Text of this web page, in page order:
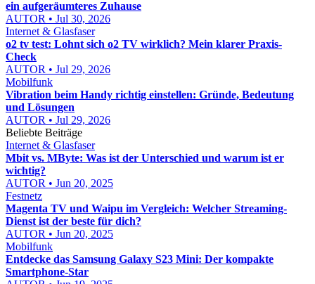
ein aufgeräumteres Zuhause
AUTOR • Jul 30, 2026
Internet & Glasfaser
o2 tv test: Lohnt sich o2 TV wirklich? Mein klarer Praxis-
Check
AUTOR • Jul 29, 2026
Mobilfunk
Vibration beim Handy richtig einstellen: Gründe, Bedeutung
und Lösungen
AUTOR • Jul 29, 2026
Beliebte Beiträge
Internet & Glasfaser
Mbit vs. MByte: Was ist der Unterschied und warum ist er
wichtig?
AUTOR • Jun 20, 2025
Festnetz
Magenta TV und Waipu im Vergleich: Welcher Streaming-
Dienst ist der beste für dich?
AUTOR • Jun 20, 2025
Mobilfunk
Entdecke das Samsung Galaxy S23 Mini: Der kompakte
Smartphone-Star